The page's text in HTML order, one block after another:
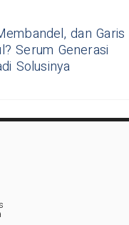
dan Garis
Serum Generasi
Solusinya